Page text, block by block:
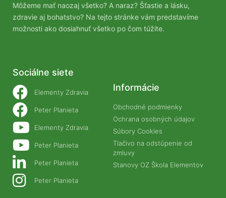
Môžeme mať naozaj všetko? A naraz? Šťastie a lásku,
zdravie aj bohatstvo? Na tejto stránke vám predstavíme
možnosti ako dosiahnuť všetko po čom túžite.
Sociálne siete
Elementy Zdravia
Peter Planieta
Elementy Zdravia
Peter Planieta
Peter Planieta
Peter Planieta
Informácie
Obchodné podmienky
Ochrana osobných údajov
Súbory Cookies
Tlačivo na odstúpenie od
zmluvy
Stanovy OZ Škola Elementov